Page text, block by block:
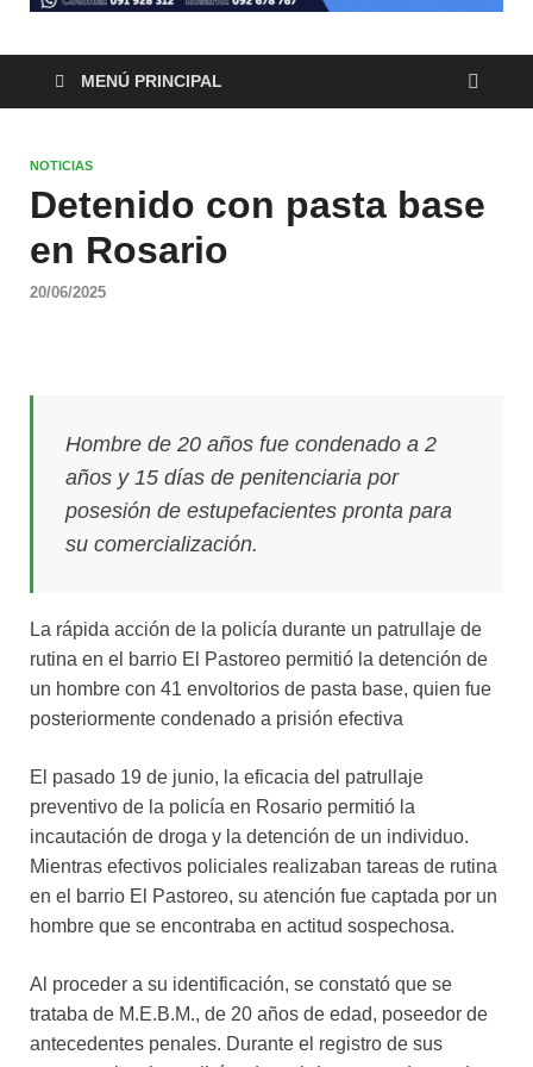
MENÚ PRINCIPAL
NOTICIAS
Detenido con pasta base
en Rosario
20/06/2025
Hombre de 20 años fue condenado a 2
años y 15 días de penitenciaria por
posesión de estupefacientes pronta para
su comercialización.
La rápida acción de la policía durante un patrullaje de
rutina en el barrio El Pastoreo permitió la detención de
un hombre con 41 envoltorios de pasta base, quien fue
posteriormente condenado a prisión efectiva
El pasado 19 de junio, la eficacia del patrullaje
preventivo de la policía en Rosario permitió la
incautación de droga y la detención de un individuo.
Mientras efectivos policiales realizaban tareas de rutina
en el barrio El Pastoreo, su atención fue captada por un
hombre que se encontraba en actitud sospechosa.
Al proceder a su identificación, se constató que se
trataba de M.E.B.M., de 20 años de edad, poseedor de
antecedentes penales. Durante el registro de sus